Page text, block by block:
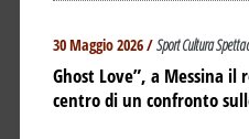
30 Maggio 2026 /Sport Cultura
Ghost Love”, a Messina il
centro di un confronto